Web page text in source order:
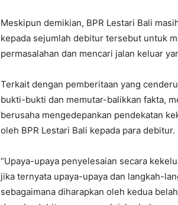
Meskipun demikian, BPR Lestari Bali
kepada sejumlah debitur tersebut untuk
permasalahan dan mencari jalan keluar
Terkait dengan pemberitaan yang
bukti-bukti dan memutar-balikkan fakta,
berusaha mengedepankan pendekatan
oleh BPR Lestari Bali kepada para debitur.
“Upaya-upaya penyelesaian secara
jika ternyata upaya-upaya dan langkah-
sebagaimana diharapkan oleh kedua